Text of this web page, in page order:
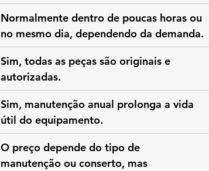
Normalmente dentro de poucas horas ou
no mesmo dia, dependendo da demanda.
Sim, todas as peças são originais e
autorizadas.
Sim, manutenção anual prolonga a vida
útil do equipamento.
O preço depende do tipo de
manutenção ou conserto, mas